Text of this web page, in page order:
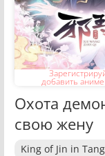
добавить
Охота
свою жену
King of Jin in